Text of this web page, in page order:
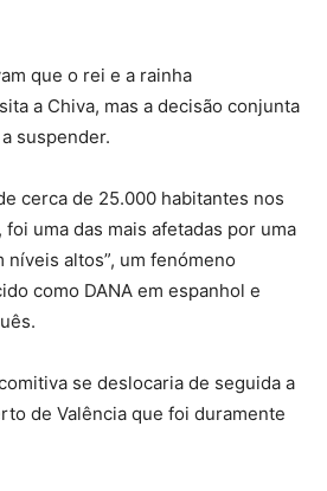
que o rei e a rainha
a Chiva, mas a decisão conjunta
suspender.
cerca de 25.000 habitantes nos
uma das mais afetadas por uma
níveis altos”, um fenómeno
como DANA em espanhol e
se deslocaria de seguida a
de Valência que foi duramente